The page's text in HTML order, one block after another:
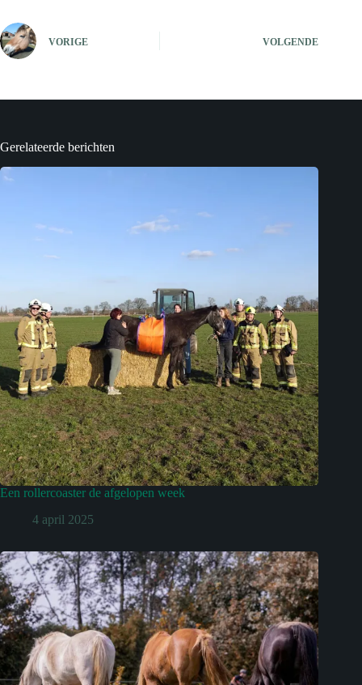
VORIGE VOLGENDE
Gerelateerde berichten
Een rollercoaster de afgelopen week
4 april 2025